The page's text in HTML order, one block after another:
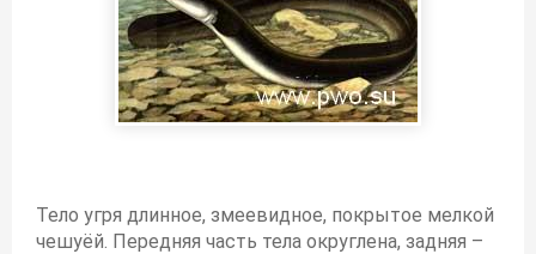
Тело угря длинное, змеевидное, покрытое мелкой
чешуёй. Передняя часть тела округлена, задняя –